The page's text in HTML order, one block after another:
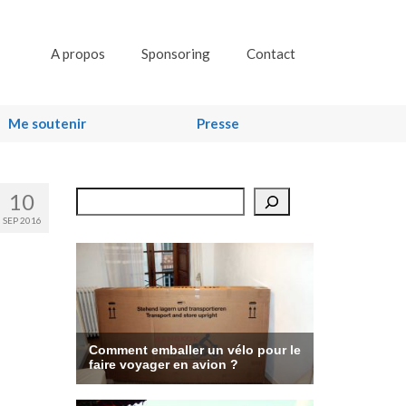
A propos Sponsoring Contact
Me soutenir Presse
10
SEP 2016